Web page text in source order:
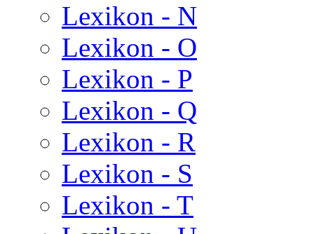
Lexikon - N
Lexikon - O
Lexikon - P
Lexikon - Q
Lexikon - R
Lexikon - S
Lexikon - T